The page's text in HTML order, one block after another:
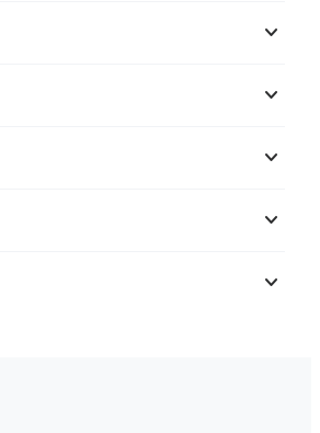
keyboard_arrow_down
keyboard_arrow_down
keyboard_arrow_down
keyboard_arrow_down
keyboard_arrow_down